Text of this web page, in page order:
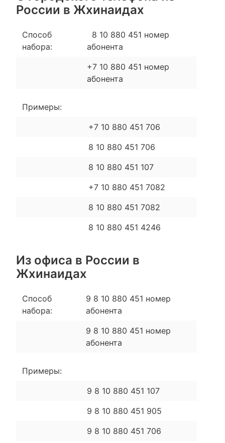
России в Жхинаидах
Способ
набора:
8 10 880 451 номер
абонента
+7 10 880 451 номер
абонента
Примеры:
+7 10 880 451 706
8 10 880 451 706
8 10 880 451 107
+7 10 880 451 7082
8 10 880 451 7082
8 10 880 451 4246
Из офиса в России в
Жхинаидах
Способ
набора:
9 8 10 880 451 номер
абонента
9 8 10 880 451 номер
абонента
Примеры:
9 8 10 880 451 107
9 8 10 880 451 905
9 8 10 880 451 706